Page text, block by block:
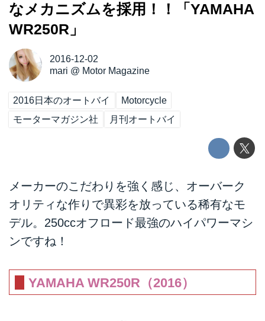
なメカニズムを採用！！「YAMAHA
WR250R」
2016-12-02
mari @ Motor Magazine
2016日本のオートバイ
Motorcycle
モーターマガジン社
月刊オートバイ
メーカーのこだわりを強く感じ、オーバーク
オリティな作りで異彩を放っている稀有なモ
デル。250ccオフロード最強のハイパワーマシ
ンですね！
YAMAHA WR250R（2016）